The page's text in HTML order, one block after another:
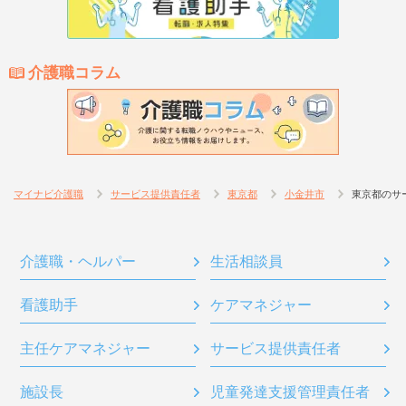
介護職コラム
マイナビ介護職 サービス提供責任者 東京都 小金井市 東京都のサ
介護職・ヘルパー 生活相談員
看護助手 ケアマネジャー
主任ケアマネジャー サービス提供責任者
施設長 児童発達支援管理責任者